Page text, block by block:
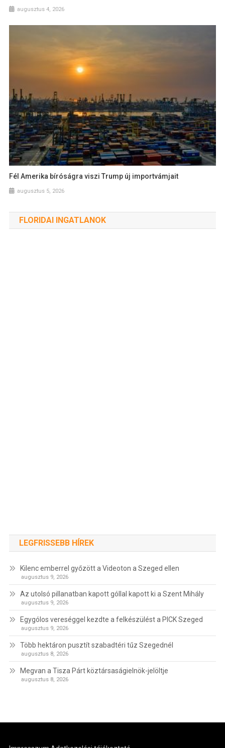
augusztus 4, 2026
Fél Amerika bíróságra viszi Trump új importvámjait
augusztus 5, 2026
FLORIDAI INGATLANOK
LEGFRISSEBB HÍREK
Kilenc emberrel győzött a Videoton a Szeged ellen
augusztus 9, 2026
Az utolsó pillanatban kapott góllal kapott ki a Szent Mihály
augusztus 9, 2026
Egygólos vereséggel kezdte a felkészülést a PICK Szeged
augusztus 9, 2026
Több hektáron pusztít szabadtéri tűz Szegednél
augusztus 8, 2026
Megvan a Tisza Párt köztársaságielnök-jelöltje
augusztus 8, 2026